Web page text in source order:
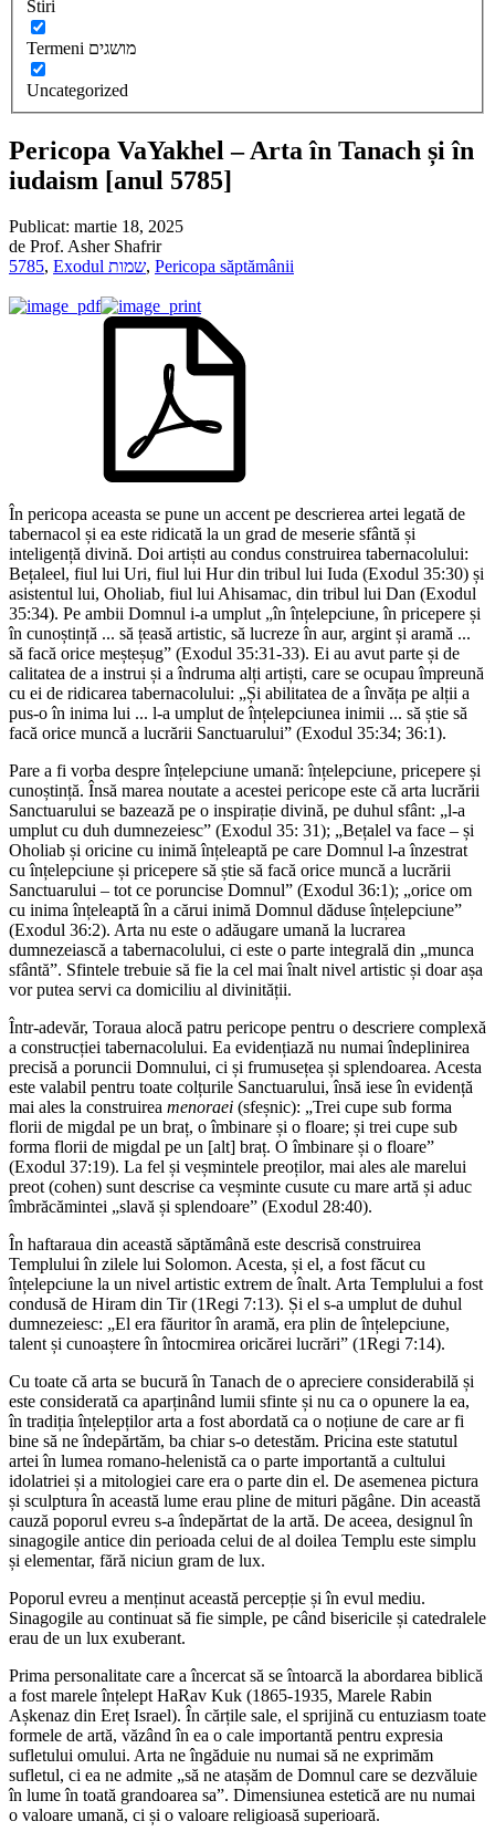
Stiri
Termeni מושגים
Uncategorized
Pericopa VaYakhel – Arta în Tanach și în
iudaism [anul 5785]
Publicat: martie 18, 2025
de Prof. Asher Shafrir
5785, Exodul שמות, Pericopa săptămânii
În pericopa aceasta se pune un accent pe descrierea artei legată de
tabernacol și ea este ridicată la un grad de meserie sfântă și
inteligență divină. Doi artiști au condus construirea tabernacolului:
Bețaleel, fiul lui Uri, fiul lui Hur din tribul lui Iuda (Exodul 35:30) și
asistentul lui, Oholiab, fiul lui Ahisamac, din tribul lui Dan (Exodul
35:34). Pe ambii Domnul i-a umplut „în înțelepciune, în pricepere și
în cunoștință ... să țeasă artistic, să lucreze în aur, argint și aramă ...
să facă orice meșteșug” (Exodul 35:31-33). Ei au avut parte și de
calitatea de a instrui și a îndruma alți artiști, care se ocupau împreună
cu ei de ridicarea tabernacolului: „Și abilitatea de a învăța pe alții a
pus-o în inima lui ... l-a umplut de înțelepciunea inimii ... să știe să
facă orice muncă a lucrării Sanctuarului” (Exodul 35:34; 36:1).
Pare a fi vorba despre înțelepciune umană: înțelepciune, pricepere și
cunoștință. Însă marea noutate a acestei pericope este că arta lucrării
Sanctuarului se bazează pe o inspirație divină, pe duhul sfânt: „l-a
umplut cu duh dumnezeiesc” (Exodul 35: 31); „Bețalel va face – și
Oholiab și oricine cu inimă înțeleaptă pe care Domnul l-a înzestrat
cu înțelepciune și pricepere să știe să facă orice muncă a lucrării
Sanctuarului – tot ce poruncise Domnul” (Exodul 36:1); „orice om
cu inima înțeleaptă în a cărui inimă Domnul dăduse înțelepciune”
(Exodul 36:2). Arta nu este o adăugare umană la lucrarea
dumnezeiască a tabernacolului, ci este o parte integrală din „munca
sfântă”. Sfintele trebuie să fie la cel mai înalt nivel artistic și doar așa
vor putea servi ca domiciliu al divinității.
Într-adevăr, Toraua alocă patru pericope pentru o descriere complexă
a construcției tabernacolului. Ea evidențiază nu numai îndeplinirea
precisă a poruncii Domnului, ci și frumusețea și splendoarea. Acesta
este valabil pentru toate colțurile Sanctuarului, însă iese în evidență
mai ales la construirea menoraei (sfeșnic): „Trei cupe sub forma
florii de migdal pe un braț, o îmbinare și o floare; și trei cupe sub
forma florii de migdal pe un [alt] braț. O îmbinare și o floare”
(Exodul 37:19). La fel și veșmintele preoților, mai ales ale marelui
preot (cohen) sunt descrise ca veșminte cusute cu mare artă și aduc
îmbrăcămintei „slavă și splendoare” (Exodul 28:40).
În haftaraua din această săptămână este descrisă construirea
Templului în zilele lui Solomon. Acesta, și el, a fost făcut cu
înțelepciune la un nivel artistic extrem de înalt. Arta Templului a fost
condusă de Hiram din Tir (1Regi 7:13). Și el s-a umplut de duhul
dumnezeiesc: „El era făuritor în aramă, era plin de înțelepciune,
talent și cunoaștere în întocmirea oricărei lucrări” (1Regi 7:14).
Cu toate că arta se bucură în Tanach de o apreciere considerabilă și
este considerată ca aparținând lumii sfinte și nu ca o opunere la ea,
în tradiția înțelepților arta a fost abordată ca o noțiune de care ar fi
bine să ne îndepărtăm, ba chiar s-o detestăm. Pricina este statutul
artei în lumea romano-helenistă ca o parte importantă a cultului
idolatriei și a mitologiei care era o parte din el. De asemenea pictura
și sculptura în această lume erau pline de mituri păgâne. Din această
cauză poporul evreu s-a îndepărtat de la artă. De aceea, designul în
sinagogile antice din perioada celui de al doilea Templu este simplu
și elementar, fără niciun gram de lux.
Poporul evreu a menținut această percepție și în evul mediu.
Sinagogile au continuat să fie simple, pe când bisericile și catedralele
erau de un lux exuberant.
Prima personalitate care a încercat să se întoarcă la abordarea biblică
a fost marele înțelept HaRav Kuk (1865-1935, Marele Rabin
Așkenaz din Ereț Israel). În cărțile sale, el sprijină cu entuziasm toate
formele de artă, văzând în ea o cale importantă pentru expresia
sufletului omului. Arta ne îngăduie nu numai să ne exprimăm
sufletul, ci ea ne admite „să ne atașăm de Domnul care se dezvăluie
în lume în toată grandoarea sa”. Dimensiunea estetică are nu numai
o valoare umană, ci și o valoare religioasă superioară.